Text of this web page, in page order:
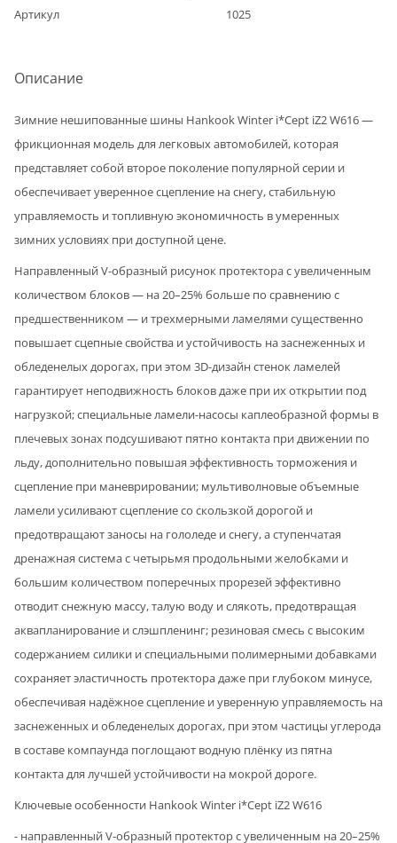
Артикул
1025
Описание
Зимние нешипованные шины Hankook Winter i*Cept iZ2 W616 —
фрикционная модель для легковых автомобилей, которая
представляет собой второе поколение популярной серии и
обеспечивает уверенное сцепление на снегу, стабильную
управляемость и топливную экономичность в умеренных
зимних условиях при доступной цене.
Направленный V-образный рисунок протектора с увеличенным
количеством блоков — на 20–25% больше по сравнению с
предшественником — и трехмерными ламелями существенно
повышает сцепные свойства и устойчивость на заснеженных и
обледенелых дорогах, при этом 3D-дизайн стенок ламелей
гарантирует неподвижность блоков даже при их открытии под
нагрузкой; специальные ламели-насосы каплеобразной формы в
плечевых зонах подсушивают пятно контакта при движении по
льду, дополнительно повышая эффективность торможения и
сцепление при маневрировании; мультиволновые объемные
ламели усиливают сцепление со скользкой дорогой и
предотвращают заносы на гололеде и снегу, а ступенчатая
дренажная система с четырьмя продольными желобками и
большим количеством поперечных прорезей эффективно
отводит снежную массу, талую воду и слякоть, предотвращая
аквапланирование и слэшпленинг; резиновая смесь с высоким
содержанием силики и специальными полимерными добавками
сохраняет эластичность протектора даже при глубоком минусе,
обеспечивая надёжное сцепление и уверенную управляемость на
заснеженных и обледенелых дорогах, при этом частицы углерода
в составе компаунда поглощают водную плёнку из пятна
контакта для лучшей устойчивости на мокрой дороге.
Ключевые особенности Hankook Winter i*Cept iZ2 W616
- направленный V-образный протектор с увеличенным на 20–25%